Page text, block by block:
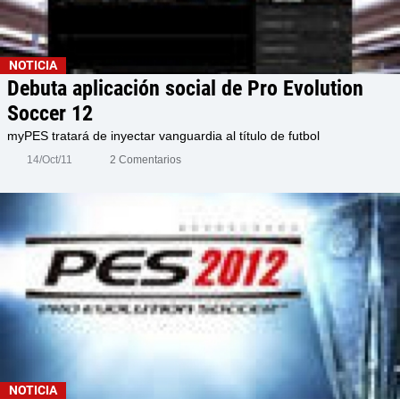
NOTICIA
Debuta aplicación social de Pro Evolution
Soccer 12
myPES tratará de inyectar vanguardia al título de futbol
14/Oct/11 2 Comentarios
NOTICIA